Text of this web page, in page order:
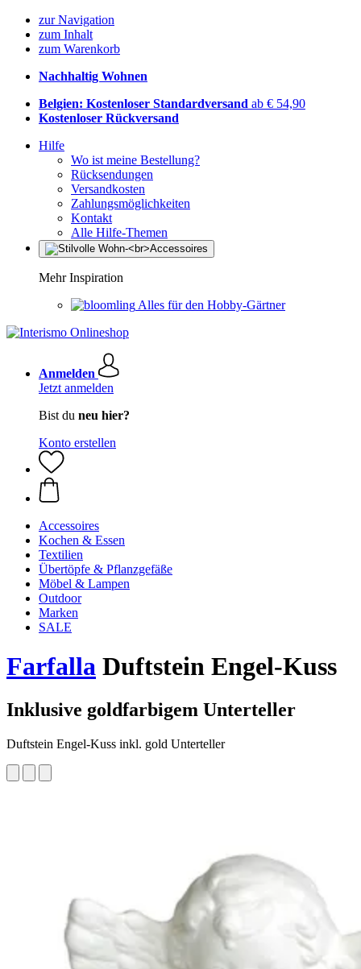
zur Navigation
zum Inhalt
zum Warenkorb
Nachhaltig Wohnen
Belgien: Kostenloser Standardversand ab € 54,90
Kostenloser Rückversand
Hilfe
Wo ist meine Bestellung?
Rücksendungen
Versandkosten
Zahlungsmöglichkeiten
Kontakt
Alle Hilfe-Themen
Mehr Inspiration
Alles für den Hobby-Gärtner
Anmelden
Jetzt anmelden
Bist du neu hier?
Konto erstellen
Accessoires
Kochen & Essen
Textilien
Übertöpfe & Pflanzgefäße
Möbel & Lampen
Outdoor
Marken
SALE
Farfalla Duftstein Engel-Kuss
Inklusive goldfarbigem Unterteller
Duftstein Engel-Kuss inkl. gold Unterteller